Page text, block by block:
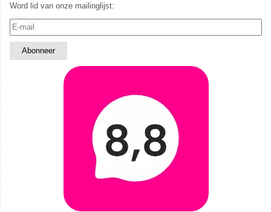
Word lid van onze mailinglijst: